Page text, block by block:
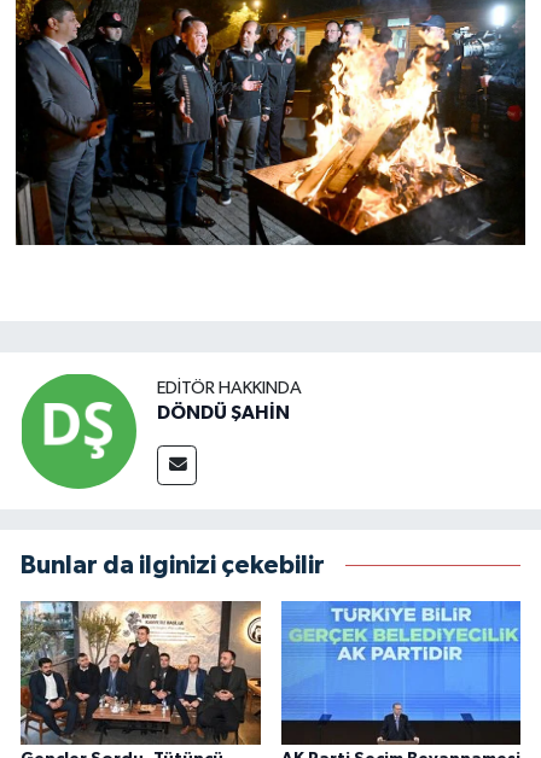
EDITÖR HAKKINDA
DÖNDÜ ŞAHİN
Bunlar da ilginizi çekebilir